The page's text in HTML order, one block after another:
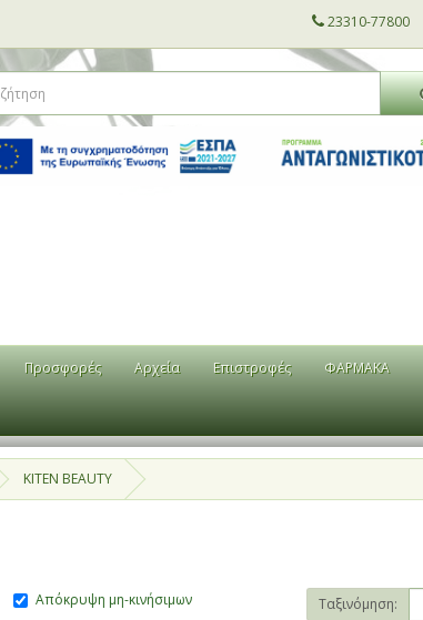
23310-77800
Προσφορές Αρχεία Επιστροφές ΦΑΡΜΑΚΑ
KITEN BEAUTY
Απόκρυψη μη-κινήσιμων Ταξινόμηση: